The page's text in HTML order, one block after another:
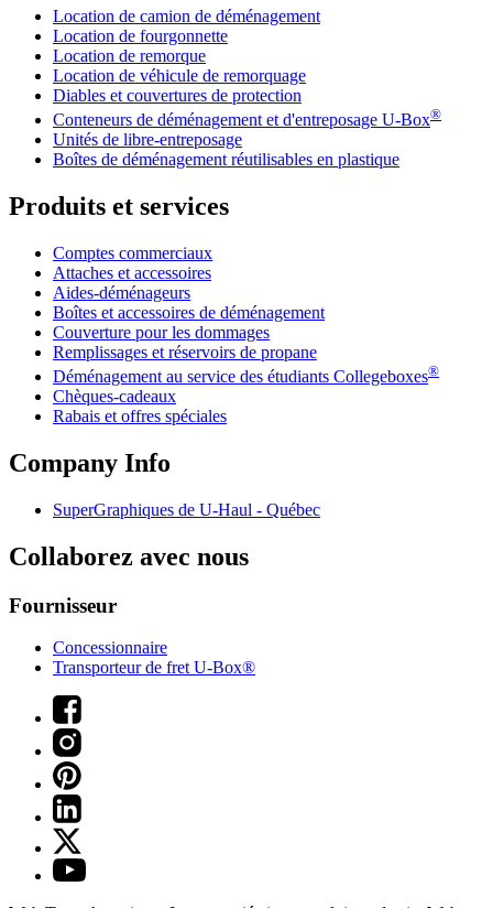
Location de camion de déménagement
Location de fourgonnette
Location de remorque
Location de véhicule de remorquage
Diables et couvertures de protection
Conteneurs de déménagement et d'entreposage U-Box®
Unités de libre-entreposage
Boîtes de déménagement réutilisables en plastique
Produits et services
Comptes commerciaux
Attaches et accessoires
Aides-déménageurs
Boîtes et accessoires de déménagement
Couverture pour les dommages
Remplissages et réservoirs de propane
Déménagement au service des étudiants Collegeboxes®
Chèques-cadeaux
Rabais et offres spéciales
Company Info
SuperGraphiques de U-Haul - Québec
Collaborez avec nous
Fournisseur
Concessionnaire
Transporteur de fret U-Box®